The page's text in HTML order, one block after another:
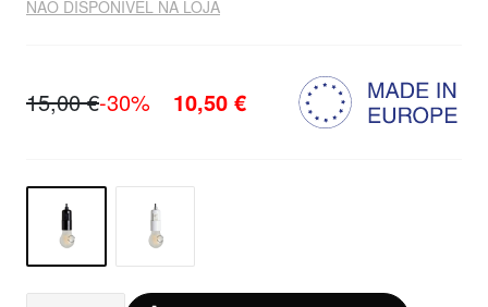
NÃO DISPONÍVEL NA LOJA
15,00 €-30% 10,50 €